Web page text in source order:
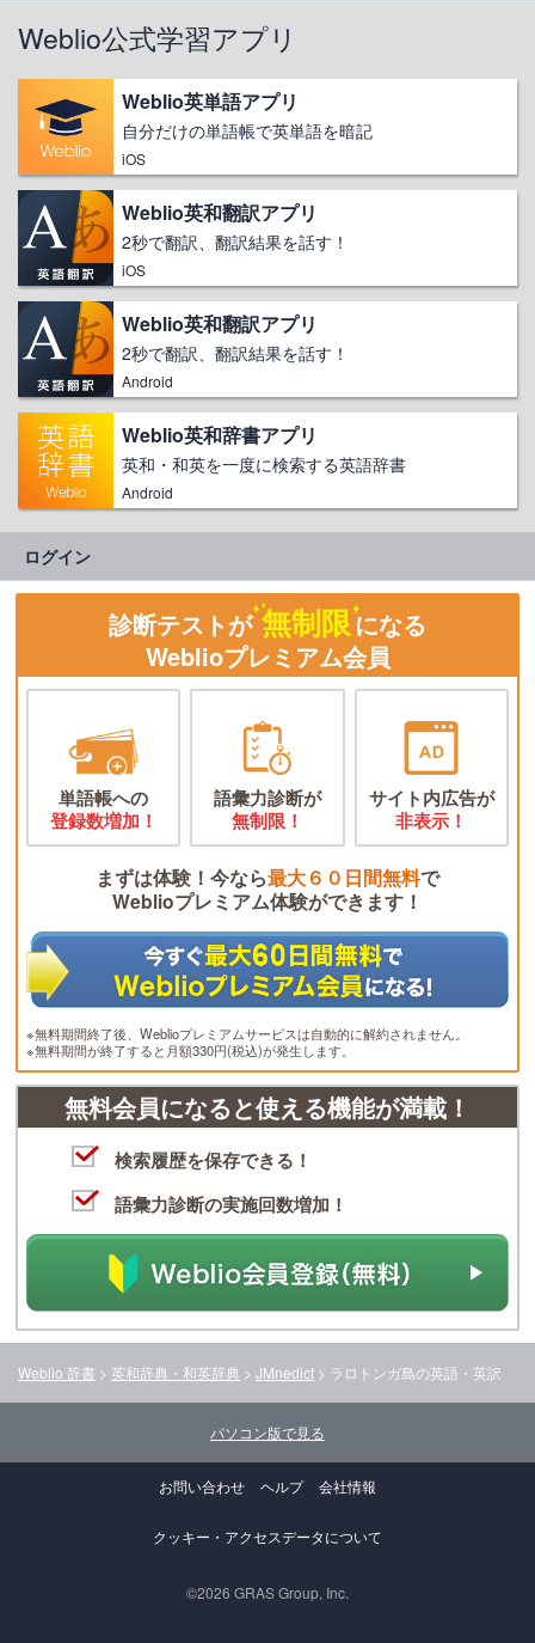
Weblio公式学習アプリ
Weblio英単語アプリ
自分だけの単語帳で英単語を暗記
iOS
Weblio英和翻訳アプリ
2秒で翻訳、翻訳結果を話す！
iOS
Weblio英和翻訳アプリ
2秒で翻訳、翻訳結果を話す！
Android
Weblio英和辞書アプリ
英和・和英を一度に検索する英語辞書
Android
ログイン
診断テストが 無制限になる
Weblioプレミアム会員
単語帳への
登録数増加！
語彙力診断が
無制限！
サイト内広告が
非表示！
まずは体験！今なら最大６０日間無料で
Weblioプレミアム体験ができます！
※無料期間終了後、Weblioプレミアムサービスは自動的に解約されません。
※無料期間が終了すると月額330円(税込)が発生します。
無料会員になると使える機能が満載！
検索履歴を保存できる！
語彙力診断の実施回数増加！
Weblio 辞書 > 英和辞典・和英辞典 > JMnedict > ラロトンガ島の英語・英訳
パソコン版で見る
お問い合わせ ヘルプ 会社情報
クッキー・アクセスデータについて
©2026 GRAS Group, Inc.